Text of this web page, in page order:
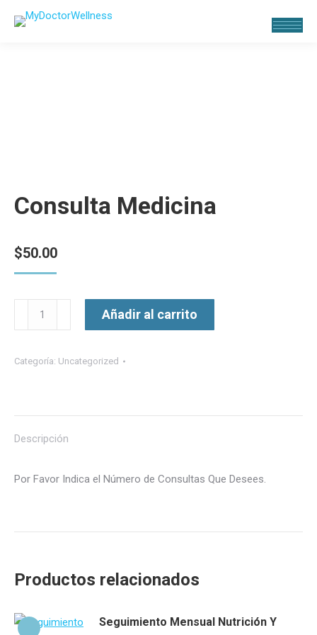
Consulta Medicina
$50.00
Consulta
Medicina
Añadir al carrito
Categoría: Uncategorized
Descripción
Por Favor Indica el Número de Consultas Que Desees.
Productos relacionados
Seguimiento Mensual Nutrición Y